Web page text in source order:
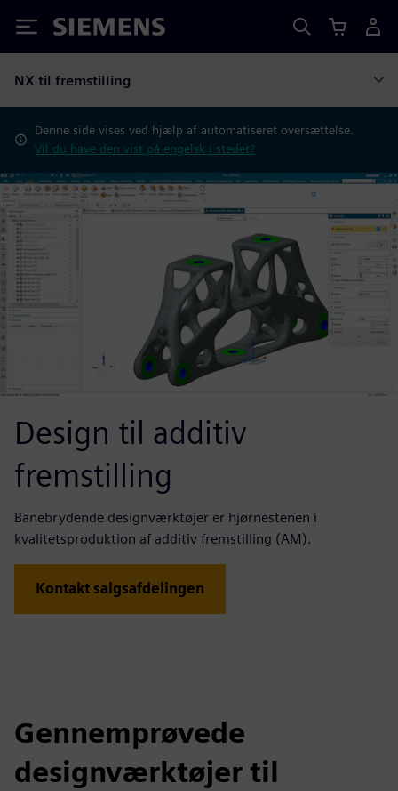
Siemens
NX til fremstilling
Denne side vises ved hjælp af automatiseret oversættelse.
Vil du have den vist på engelsk i stedet?
Design til additiv
fremstilling
Banebrydende designværktøjer er hjørnestenen i
kvalitetsproduktion af additiv fremstilling (AM).
Kontakt salgsafdelingen
Gennemprøvede
designværktøjer til